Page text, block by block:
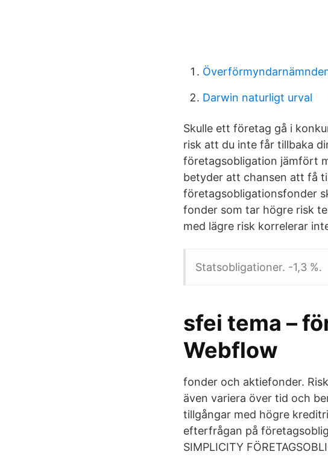
Darwin naturligt urval
Skulle ett företag gå i
risk att du inte får tillbaka
företagsobligation jämfört
betyder att chansen att få
företagsobligationsfonder
fonder som tar högre risk
med lägre risk korrelerar
Statsobligationer. -1,3 %.
sfei tema –
Webflow
fonder och aktiefonder.
även variera över tid och
tillgångar med högre
efterfrågan på
SIMPLICITY